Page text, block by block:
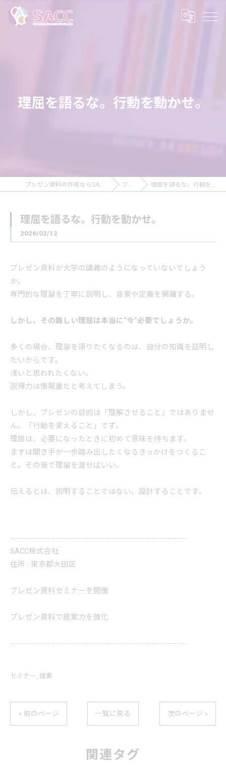
理屈を語るな。行動を動かせ。
プレゼン資料の作成ならSACC株式会社 ブログ 理屈を語るな。行動を動かせ。
理屈を語るな。行動を動かせ。
2026/02/12
プレゼン資料が大学の講義のようになっていないでしょう
か。
専門的な理論を丁寧に説明し、背景や定義を網羅する。
しかし、その難しい理屈は本当に“今”必要でしょうか。
多くの場合、理論を語りたくなるのは、自分の知識を証明し
たいからです。
浅いと思われたくない。
説得力は情報量だと考えてしまう。
しかし、プレゼンの目的は「理解させること」ではありませ
ん。「行動を変えること」です。
理屈は、必要になったときに初めて意味を持ちます。
まずは聞き手が一歩踏み出したくなるきっかけをつくるこ
と。その後で理論を渡せばいい。
伝えるとは、説明することではない。設計することです。
----------------------------------------------------------------------
SACC株式会社
住所 : 東京都大田区
プレゼン資料セミナーを開催
プレゼン資料で提案力を強化
----------------------------------------------------------------------
セミナー 提案
< 前のページ 一覧に戻る 次のページ >
関連タグ